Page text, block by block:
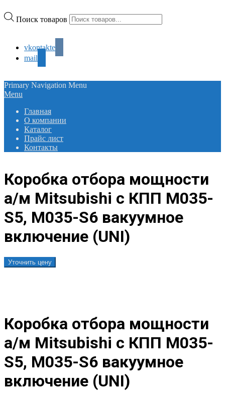
Поиск товаров
vkontakte
mail
Primary Navigation Menu
Menu
Главная
О компании
Каталог
Прайс лист
Контакты
Коробка отбора мощности
а/м Mitsubishi c КПП M035-
S5, M035-S6 вакуумное
включение (UNI)
Уточнить цену
Коробка отбора мощности
а/м Mitsubishi c КПП M035-
S5, M035-S6 вакуумное
включение (UNI)